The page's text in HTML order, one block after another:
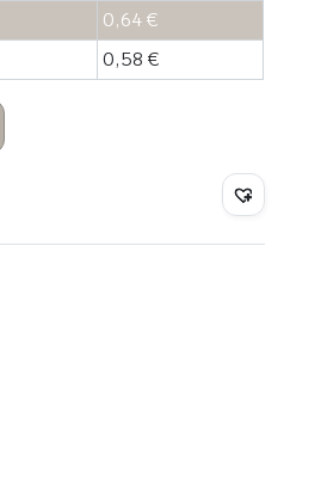
0,64€
0,58€